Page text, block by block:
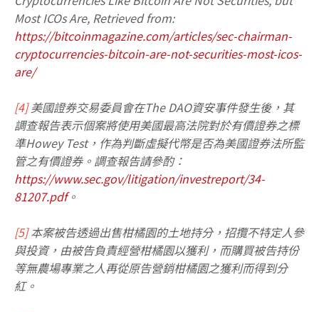
Most ICOs Are, Retrieved from:
https://bitcoinmagazine.com/articles/sec-chairman-
cryptocurrencies-bitcoin-are-not-securities-most-icos-
are/
[4]美國證券交易委員會在The DAO資安事件發生後，其
調查報告表示個案將使用美國最高法院對於有價證券之標
準Howey Test，作為判斷虛擬代幣是否為美國證券法所監
管之有價證券。調查報告請參酌：
https://www.sec.gov/litigation/investreport/34-
81207.pdf。
[5]本案被告透過出售柑橘園的土地持分，招攬不特定人參
與投資，由被告負責經營柑橘園以獲利，而購買被告持份
等無農場專業之人再從原告營銷柑橘園之獲利而得到分
紅。